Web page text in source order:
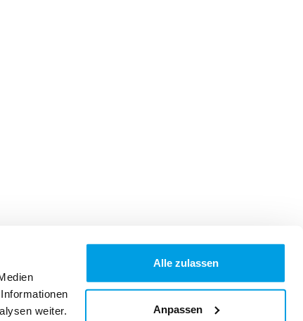
weiter.
Alle zulassen
Anpassen